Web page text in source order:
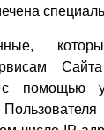
с помощью